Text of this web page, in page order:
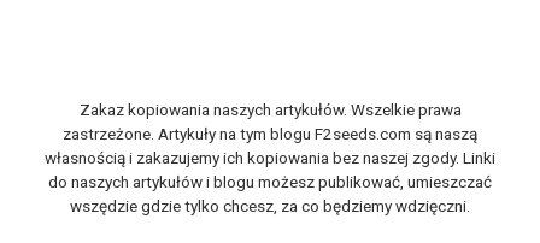
Zakaz kopiowania naszych artykułów. Wszelkie prawa
zastrzeżone. Artykuły na tym blogu F2seeds.com są naszą
własnością i zakazujemy ich kopiowania bez naszej zgody. Linki
do naszych artykułów i blogu możesz publikować, umieszczać
wszędzie gdzie tylko chcesz, za co będziemy wdzięczni.